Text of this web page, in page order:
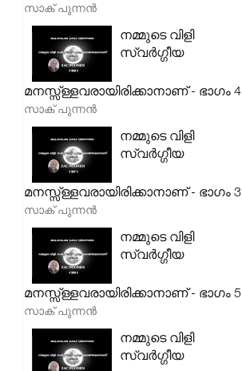
സാക് പുന്നൻ
നമ്മുടെ വിളി
സ്വർഗ്ഗീയ
മനസ്സ്ള്ളവരായിരിക്കാനാണ് - ഭാഗം 4
സാക് പുന്നൻ
നമ്മുടെ വിളി
സ്വർഗ്ഗീയ
മനസ്സ്ള്ളവരായിരിക്കാനാണ് - ഭാഗം 3
സാക് പുന്നൻ
നമ്മുടെ വിളി
സ്വർഗ്ഗീയ
മനസ്സ്ള്ളവരായിരിക്കാനാണ് - ഭാഗം 5
സാക് പുന്നൻ
നമ്മുടെ വിളി
സ്വർഗ്ഗീയ